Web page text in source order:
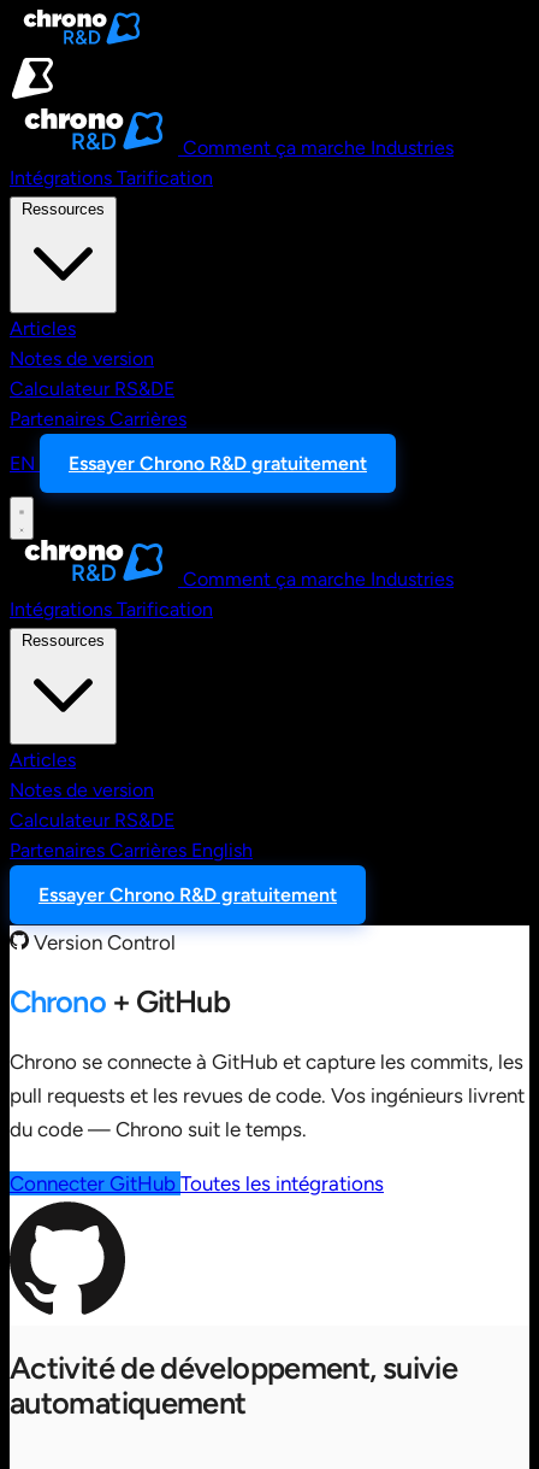
Aller au contenu principal
Comment ça marche Industries
Intégrations Tarification
Articles
Notes de version
Calculateur RS&DE
Partenaires Carrières
EN
Essayer Chrono R&D gratuitement
Comment ça marche Industries
Intégrations Tarification
Articles
Notes de version
Calculateur RS&DE
Partenaires Carrières English
Essayer Chrono R&D gratuitement
Version Control
Chrono+ GitHub
Chrono se connecte à GitHub et capture les commits, les
pull requests et les revues de code. Vos ingénieurs livrent
du code — Chrono suit le temps.
Connecter GitHub Toutes les intégrations
Activité de développement, suivie
automatiquement